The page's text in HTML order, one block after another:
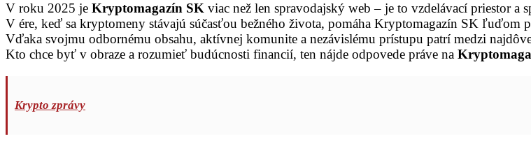
V roku 2025 je Kryptomagazín SK viac než len spravodajský web – je to vzdelávací priestor
V ére, keď sa kryptomeny stávajú súčasťou bežného života, pomáha Kryptomagazín SK
Vďaka svojmu odbornému obsahu, aktívnej komunite a nezávislému prístupu patrí medzi
Kto chce byť v obraze a rozumieť budúcnosti financií, ten nájde odpovede práve na
Krypto zprávy